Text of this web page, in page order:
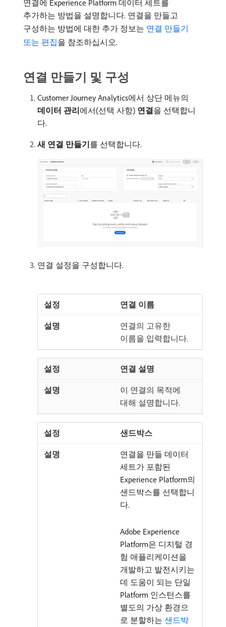
연결에 Experience Platform 데이터 세트를
추가하는 방법을 설명합니다. 연결을 만들고
구성하는 방법에 대한 추가 정보는 연결 만들기
또는 편집을 참조하십시오.
연결 만들기 및 구성
Customer Journey Analytics에서 상단 메뉴의
데이터 관리​에서(선택 사항) 연결​을 선택합니
다.
새 연결 만들기​를 선택합니다.
연결 설정을 구성합니다.
연결 이름
연결의 고유한
이름을 입력합니다.
연결 설명
이 연결의 목적에
대해 설명합니다.
샌드박스
연결을 만들 데이터
세트가 포함된
Experience Platform의
샌드박스를 선택합니
다.
Adobe Experience
Platform은 디지털 경
험 애플리케이션을
개발하고 발전시키는
데 도움이 되는 단일
Platform 인스턴스를
별도의 가상 환경으
로 분할하는 샌드박